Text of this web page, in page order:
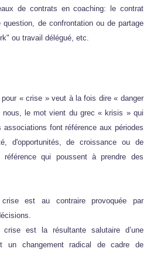
de contrats en coaching: le contrat
de confrontation ou de partage
ou travail délégué, etc.
« crise » veut à la fois dire « danger
le mot vient du grec « krisis » qui
font référence aux périodes
d'opportunités, de croissance ou de
qui poussent à prendre des
est au contraire provoquée par
est la résultante salutaire d’une
un changement radical de cadre de